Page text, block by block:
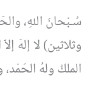
سُـبْحانَ اللهِ،
وثلاثين) لا إلهَ
الملكُ ولهُ